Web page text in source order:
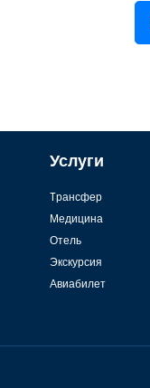
Услуги
Tрансфер
Медицина
Отель
Экскурсия
Авиабилет